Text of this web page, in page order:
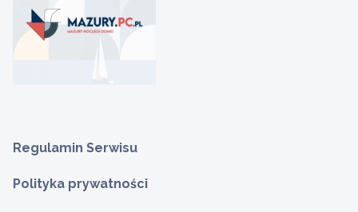
Regulamin Serwisu
Polityka prywatności